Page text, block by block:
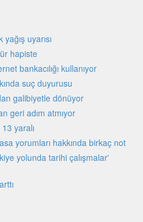
uyarısı
hapiste
bankacılığı kullanıyor
suç duyurusu
galibiyetle dönüyor
geri adım atmıyor
yaralı
yorumları hakkında birkaç not
yolunda tarihi çalışmalar'